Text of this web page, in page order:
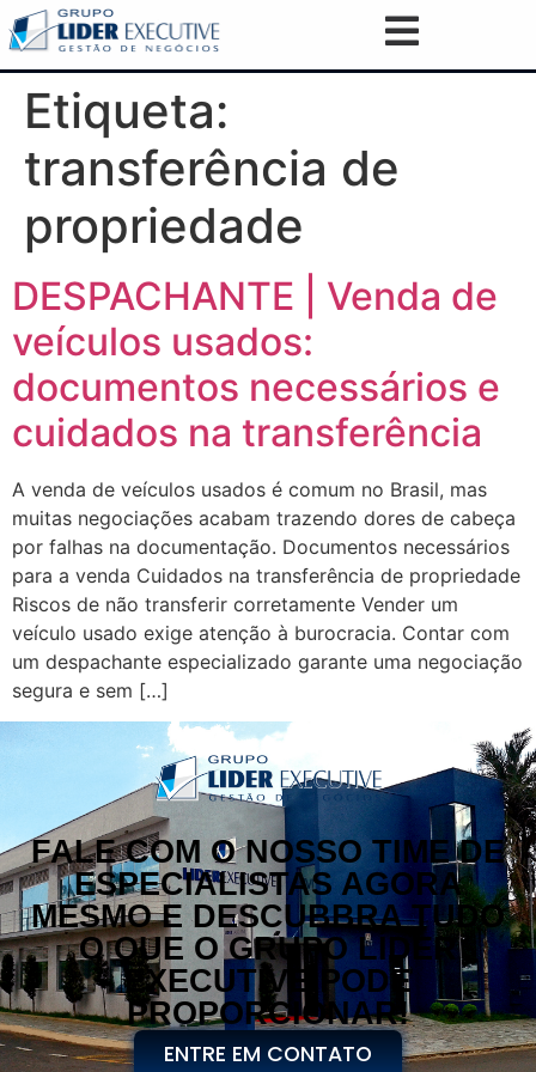
Etiqueta:
transferência de
propriedade
DESPACHANTE | Venda de
veículos usados:
documentos necessários e
cuidados na transferência
A venda de veículos usados é comum no Brasil, mas
muitas negociações acabam trazendo dores de cabeça
por falhas na documentação. Documentos necessários
para a venda Cuidados na transferência de propriedade
Riscos de não transferir corretamente Vender um
veículo usado exige atenção à burocracia. Contar com
um despachante especializado garante uma negociação
segura e sem […]
FALE COM O NOSSO TIME DE
ESPECIALISTAS AGORA
MESMO E DESCUBBRA TUDO
O QUE O GRUPO LÍDER
EXECUTIVE PODE
PROPORCIONAR!
ENTRE EM CONTATO